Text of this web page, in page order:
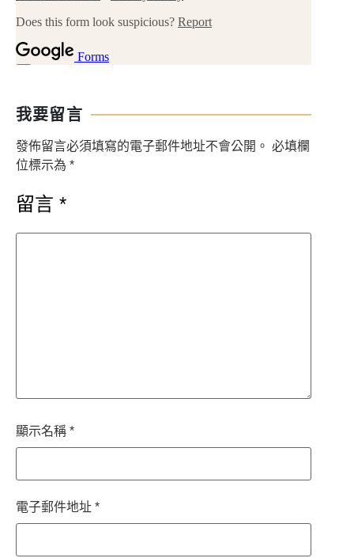
我要留言
發佈留言必須填寫的電子郵件地址不會公開。 必填欄
位標示為 *
留言 *
顯示名稱 *
電子郵件地址 *